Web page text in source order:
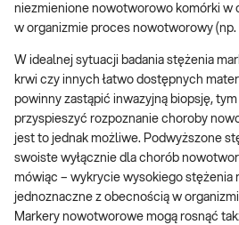
niezmienione nowotworowo komórki w
w organizmie proces nowotworowy (np.
W idealnej sytuacji badania stężenia
krwi czy innych łatwo dostępnych
powinny zastąpić inwazyjną biopsję,
przyspieszyć rozpoznanie choroby
jest to jednak możliwe. Podwyższone
swoiste wyłącznie dla chorób
mówiąc – wykrycie wysokiego stężenia
jednoznaczne z obecnością w
Markery nowotworowe mogą rosnąć